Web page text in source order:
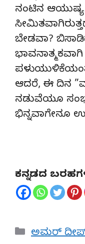
ನಂಟಿನ ಆಯುಷ್ಯ
ಬೇಡವಾ?
ಆದರೆ, ಈ ದಿನ
ನಡುವೆಯೂ
ಭಿನ್ನವಾಗೇನೂ
ಕನ್ನಡದ
Categories
ಅಮರ್